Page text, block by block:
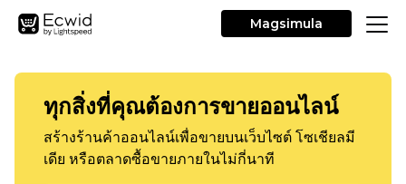
Magsimula
ทุกสิ่งที่คุณต้องการขายออนไลน์
สร้างร้านค้าออนไลน์เพื่อขายบนเว็บไซต์ โซเชียลมี
เดีย หรือตลาดซื้อขายภายในไม่กี่นาที